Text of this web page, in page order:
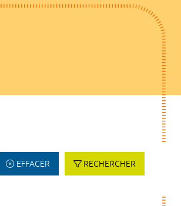
EFFACER RECHERCHER